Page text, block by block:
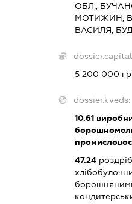
ОБЛ.,
МОТИЖИН,
ВАСИЛЯ,
5 200 000
dossier.kveds:
10.61
47.24